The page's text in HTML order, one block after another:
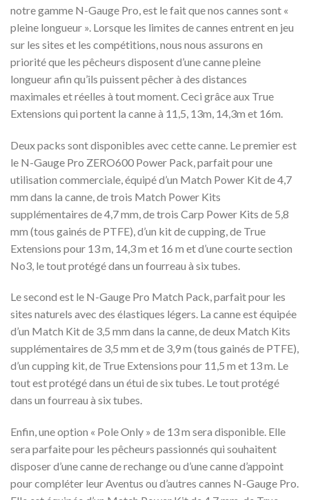
notre gamme N-Gauge Pro, est le fait que nos cannes sont «
pleine longueur ». Lorsque les limites de cannes entrent en jeu
sur les sites et les compétitions, nous nous assurons en
priorité que les pêcheurs disposent d’une canne pleine
longueur afin qu’ils puissent pêcher à des distances
maximales et réelles à tout moment. Ceci grâce aux True
Extensions qui portent la canne à 11,5, 13m, 14,3m et 16m.
Deux packs sont disponibles avec cette canne. Le premier est
le N-Gauge Pro ZERO600 Power Pack, parfait pour une
utilisation commerciale, équipé d’un Match Power Kit de 4,7
mm dans la canne, de trois Match Power Kits
supplémentaires de 4,7 mm, de trois Carp Power Kits de 5,8
mm (tous gainés de PTFE), d’un kit de cupping, de True
Extensions pour 13 m, 14,3 m et 16 m et d’une courte section
No3, le tout protégé dans un fourreau à six tubes.
Le second est le N-Gauge Pro Match Pack, parfait pour les
sites naturels avec des élastiques légers. La canne est équipée
d’un Match Kit de 3,5 mm dans la canne, de deux Match Kits
supplémentaires de 3,5 mm et de 3,9 m (tous gainés de PTFE),
d’un cupping kit, de True Extensions pour 11,5 m et 13 m. Le
tout est protégé dans un étui de six tubes. Le tout protégé
dans un fourreau à six tubes.
Enfin, une option « Pole Only » de 13 m sera disponible. Elle
sera parfaite pour les pêcheurs passionnés qui souhaitent
disposer d’une canne de rechange ou d’une canne d’appoint
pour compléter leur Aventus ou d’autres cannes N-Gauge Pro.